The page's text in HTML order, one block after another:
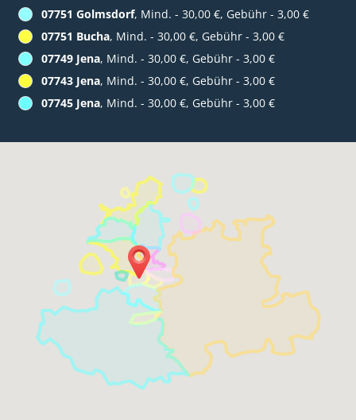
07751 Golmsdorf, Mind. - 30,00 €, Gebühr - 3,00 €
07751 Bucha, Mind. - 30,00 €, Gebühr - 3,00 €
07749 Jena, Mind. - 30,00 €, Gebühr - 3,00 €
07743 Jena, Mind. - 30,00 €, Gebühr - 3,00 €
07745 Jena, Mind. - 30,00 €, Gebühr - 3,00 €